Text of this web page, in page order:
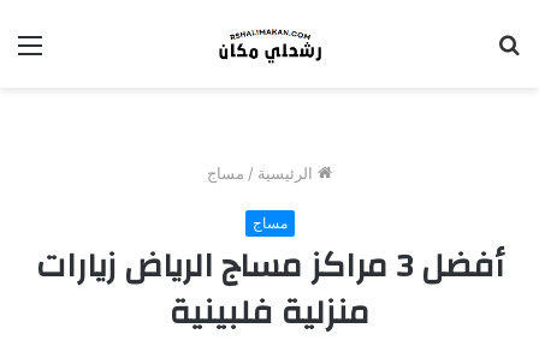
الرئيسية / مساج
مساج
أفضل 3 مراكز مساج الرياض زيارات
منزلية فلبينية